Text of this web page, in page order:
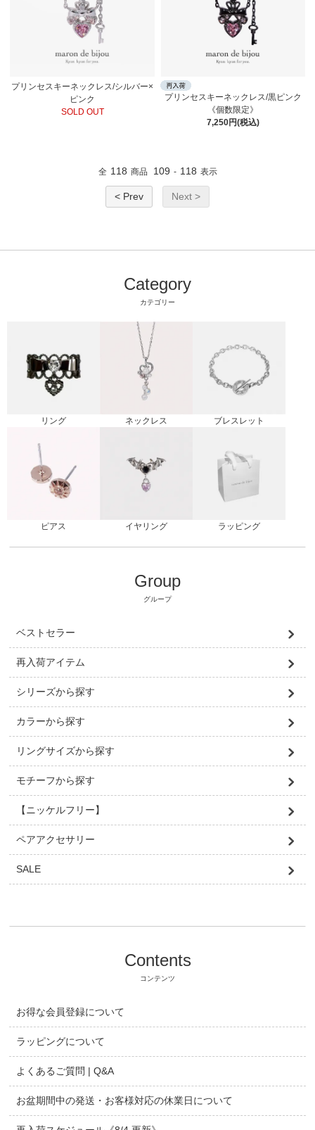
プリンセスキーネックレス/シルバー×
ピンク
SOLD OUT
プリンセスキーネックレス/黒ピンク
《個数限定》
7,250円(税込)
全 118 商品 109 - 118 表示
< Prev Next >
Category
カテゴリー
リング ネックレス ブレスレット
ピアス イヤリング ラッピング
Group
グループ
ベストセラー
再入荷アイテム
シリーズから探す
カラーから探す
リングサイズから探す
モチーフから探す
【ニッケルフリー】
ペアアクセサリー
SALE
Contents
コンテンツ
お得な会員登録について
ラッピングについて
よくあるご質問 | Q&A
お盆期間中の発送・お客様対応の休業日について